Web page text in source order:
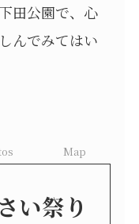
田公園で、心
んでみてはい
Map
い祭り